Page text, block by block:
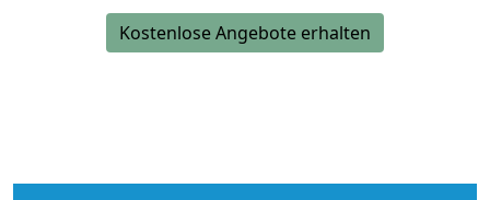
Kostenlose Angebote erhalten